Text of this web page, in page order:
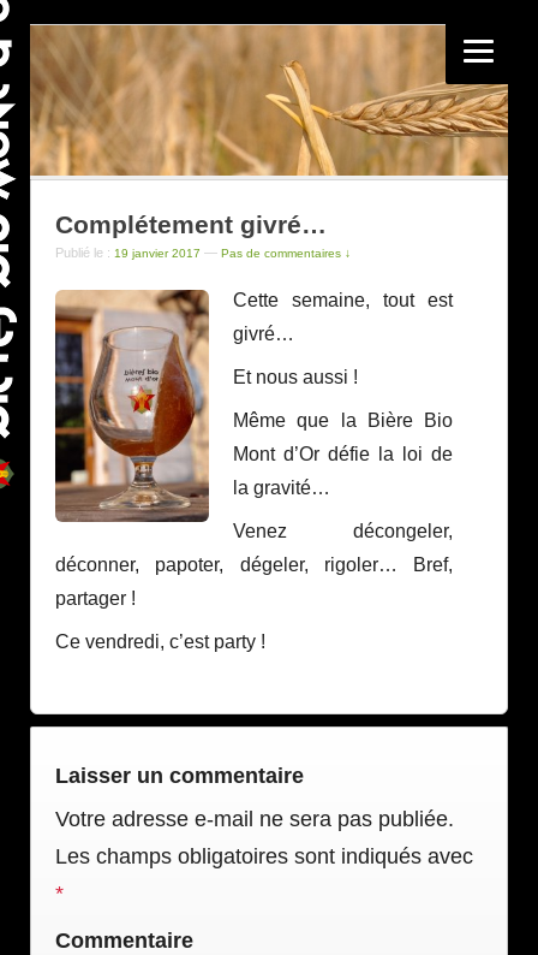
Complétement givré…
Publié le : 19 janvier 2017 — Pas de commentaires ↓
Cette semaine, tout est
givré…
Et nous aussi !
Même que la Bière Bio
Mont d’Or défie la loi de
la gravité…
Venez décongeler,
déconner, papoter, dégeler, rigoler… Bref,
partager !
Ce vendredi, c’est party !
Laisser un commentaire
Votre adresse e-mail ne sera pas publiée.
Les champs obligatoires sont indiqués avec
*
Commentaire